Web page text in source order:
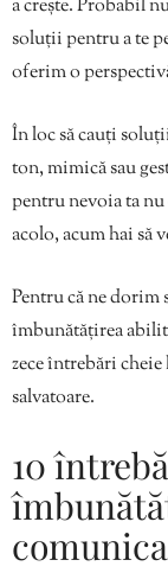
a crește. Probabil
soluții pentru a te
oferim o
În loc să cauți
ton, mimică sau
pentru nevoia ta
acolo, acum hai să
Pentru că ne dorim
îmbunătățirea
zece întrebări cheie
salvatoare.
10